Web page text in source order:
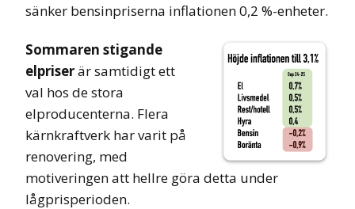
sänker bensinpriserna inflationen 0,2 %-enheter.
Sommaren stigande
elpriserär samtidigt ett
val hos de stora
elproducenterna. Flera
kärnkraftverk har varit på
renovering, med
motiveringen att hellre göra detta under
lågprisperioden.